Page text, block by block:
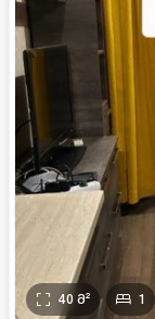
40 მ² 1